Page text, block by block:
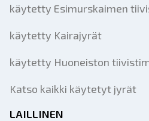
käytetty Esimurskaimen
käytetty Kairajyrät
käytetty Huoneiston
Katso kaikki käytetyt jyrät
LAILLINEN